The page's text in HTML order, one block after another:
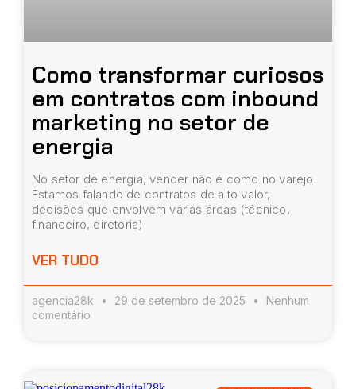
Como transformar curiosos
em contratos com inbound
marketing no setor de
energia
No setor de energia, vender não é como no varejo.
Estamos falando de contratos de alto valor,
decisões que envolvem várias áreas (técnico,
financeiro, diretoria)
VER TUDO
agencia28k 29 de setembro de 2025
Nenhum
comentário